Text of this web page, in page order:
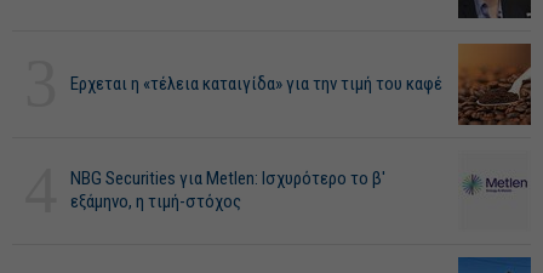
Ερχεται η «τέλεια καταιγίδα» για την τιμή του καφέ
NBG Securities για Metlen: Ισχυρότερο το β'
εξάμηνο, η τιμή-στόχος